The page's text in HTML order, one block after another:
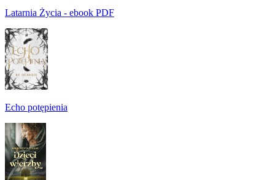
Latarnia Życia - ebook PDF
Echo potępienia